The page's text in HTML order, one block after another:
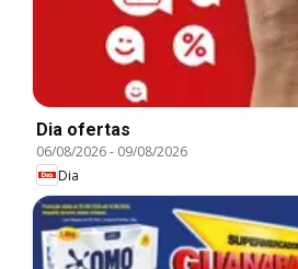
Dia ofertas
06/08/2026- 09/08/2026
Dia